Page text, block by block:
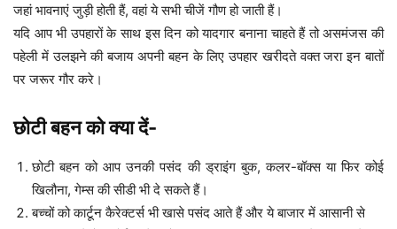
जहां भावनाएं जुड़ी होती हैं, वहां ये सभी चीजें गौण हो जाती हैं।
यदि आप भी उपहारों के साथ इस दिन को यादगार बनाना चाहते हैं तो असमंजस की
पहेली में उलझने की बजाय अपनी बहन के लिए उपहार खरीदते वक्त जरा इन बातों
पर जरूर गौर करे।
छोटी बहन को क्या दें-
छोटी बहन को आप उनकी पसंद की ड्राइंग बुक, कलर-बॉक्स या फिर कोई
खिलौना, गेम्स की सीडी भी दे सकते हैं।
बच्चों को कार्टून कैरेक्टर्स भी खासे पसंद आते हैं और ये बाजार में आसानी से